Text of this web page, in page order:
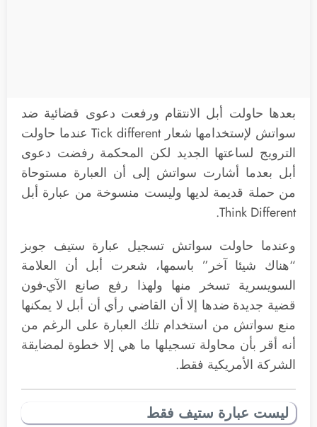
بعدها حاولت أبل الانتقام ورفعت دعوى قضائية ضد
سواتش لإستخدامها شعار Tick different عندما حاولت
الترويج لساعتها الجديد لكن المحكمة رفضت دعوى
أبل بعدما أشارت سواتش إلى أن العبارة مستوحاة
من حملة قديمة لديها وليست منسوخة من عبارة أبل
Think Different.
وعندما حاولت سواتش تسجيل عبارة ستيف جوبز
“هناك شيئا آخر” باسمها، شعرت أبل أن العلامة
السويسرية تسخر منها ولهذا رفع صانع الآي-فون
قضية جديدة ضدها إلا أن القاضي رأي أن أبل لا يمكنها
منع سواتش من استخدام تلك العبارة على الرغم من
أنه أقر بأن محاولة تسجيلها ما هي إلا خطوة لمضايقة
الشركة الأمريكية فقط.
ليست عبارة ستيف فقط